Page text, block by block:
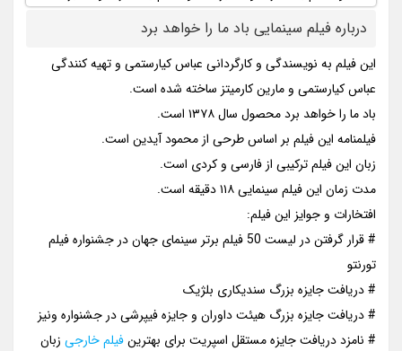
درباره فیلم سینمایی باد ما را خواهد برد
این فیلم به نویسندگی و کارگردانی عباس کیارستمی و تهیه کنندگی
عباس کیارستمی و مارین کارمیتز ساخته شده است.
باد ما را خواهد برد محصول سال ۱۳۷۸ است‌.
فیلمنامه این فیلم بر اساس طرحی از محمود آیدین است.
زبان این فیلم ترکیبی از فارسی و کردی است.
مدت زمان این فیلم سینمایی ۱۱۸ دقیقه است.
افتخارات و جوایز این فیلم:
# قرار گرفتن در لیست 50 فیلم برتر سینمای جهان در جشنواره فیلم
تورنتو
# دریافت جایزه بزرگ سندیکاری بلژیک
# دریافت جایزه بزرگ هیئت داوران و جایزه فیپرشی در جشنواره ونیز
# نامزد دریافت جایزه مستقل اسپریت برای بهترینفیلم خارجی زبان